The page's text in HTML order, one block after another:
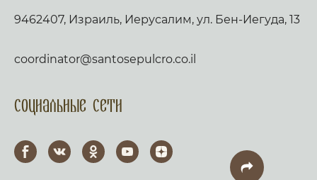
9462407, Израиль, Иерусалим, ул. Бен-Иегуда, 13
coordinator@santosepulcro.co.il
Социальные сети